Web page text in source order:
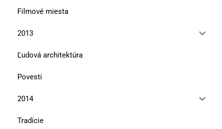
Filmové miesta
2013
Ľudová architektúra
Povesti
2014
Tradície